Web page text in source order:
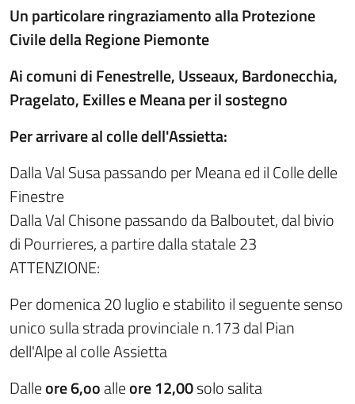
Unparticolare ringraziamento alla Protezione
Civiledella Regione Piemonte
Aicomunidi Fenestrelle,Usseaux,Bardonecchia,
Pragelato,Exillese Meanaperil sostegno
Per arrivare alcolledell'Assietta:
Dalla Val Susa passando per Meana ed il Colle delle
Finestre
Dalla Val Chisone passando da Balboutet, dal bivio
di Pourrieres, a partire dalla statale 23
ATTENZIONE:
Per domenica 20 luglio e stabilito il seguente senso
unico sulla strada provinciale n.173 dal Pian
dell'Alpe al colle Assietta
Dalleore 6,ooalleore12,00solo salita